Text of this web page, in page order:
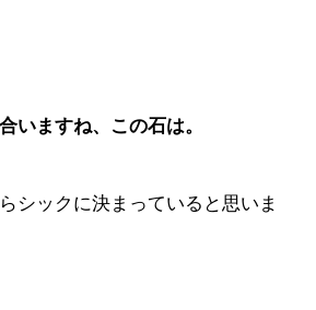
いますね、この石は。
シックに決まっていると思いま